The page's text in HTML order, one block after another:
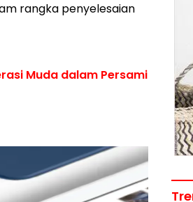
rangka penyelesaian
Muda dalam Persami